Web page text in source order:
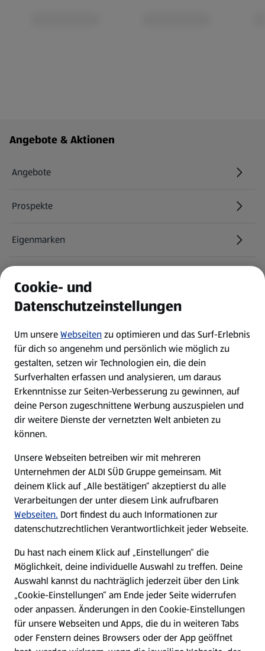
Fußzeilenmenü - weitere Links
Angebote & Aktionen
Angebote
Prospekte
Eigenmarken
Newsletter
WhatsApp
Über ALDI SÜD
Filialen
Nachhaltigkeit
Karriere
Presse
Hilfe & Kontakt
(öffnet in einem neuen Tab)
Unternehmen
Cookie- und
Datenschutzeinstellungen
Um unsereWebseitenzu optimieren und das Surf-Erlebnis
für dich so angenehm und persönlich wie möglich zu
gestalten, setzen wir Technologien ein, die dein
Surfverhalten erfassen und analysieren, um daraus
Erkenntnisse zur Seiten-Verbesserung zu gewinnen, auf
deine Person zugeschnittene Werbung auszuspielen und
dir weitere Dienste der vernetzten Welt anbieten zu
können.
Unsere Webseiten betreiben wir mit mehreren
Unternehmen der ALDI SÜD Gruppe gemeinsam. Mit
deinem Klick auf „Alle bestätigen“ akzeptierst du alle
Verarbeitungen der unter diesem Link aufrufbaren
Webseiten. Dort findest du auch Informationen zur
datenschutzrechtlichen Verantwortlichkeit jeder Webseite.
Du hast nach einem Klick auf „Einstellungen“ die
Möglichkeit, deine individuelle Auswahl zu treffen. Deine
Auswahl kannst du nachträglich jederzeit über den Link
„Cookie-Einstellungen“ am Ende jeder Seite widerrufen
oder anpassen. Änderungen in den Cookie-Einstellungen
für unsere Webseiten und Apps, die du in weiteren Tabs
oder Fenstern deines Browsers oder der App geöffnet